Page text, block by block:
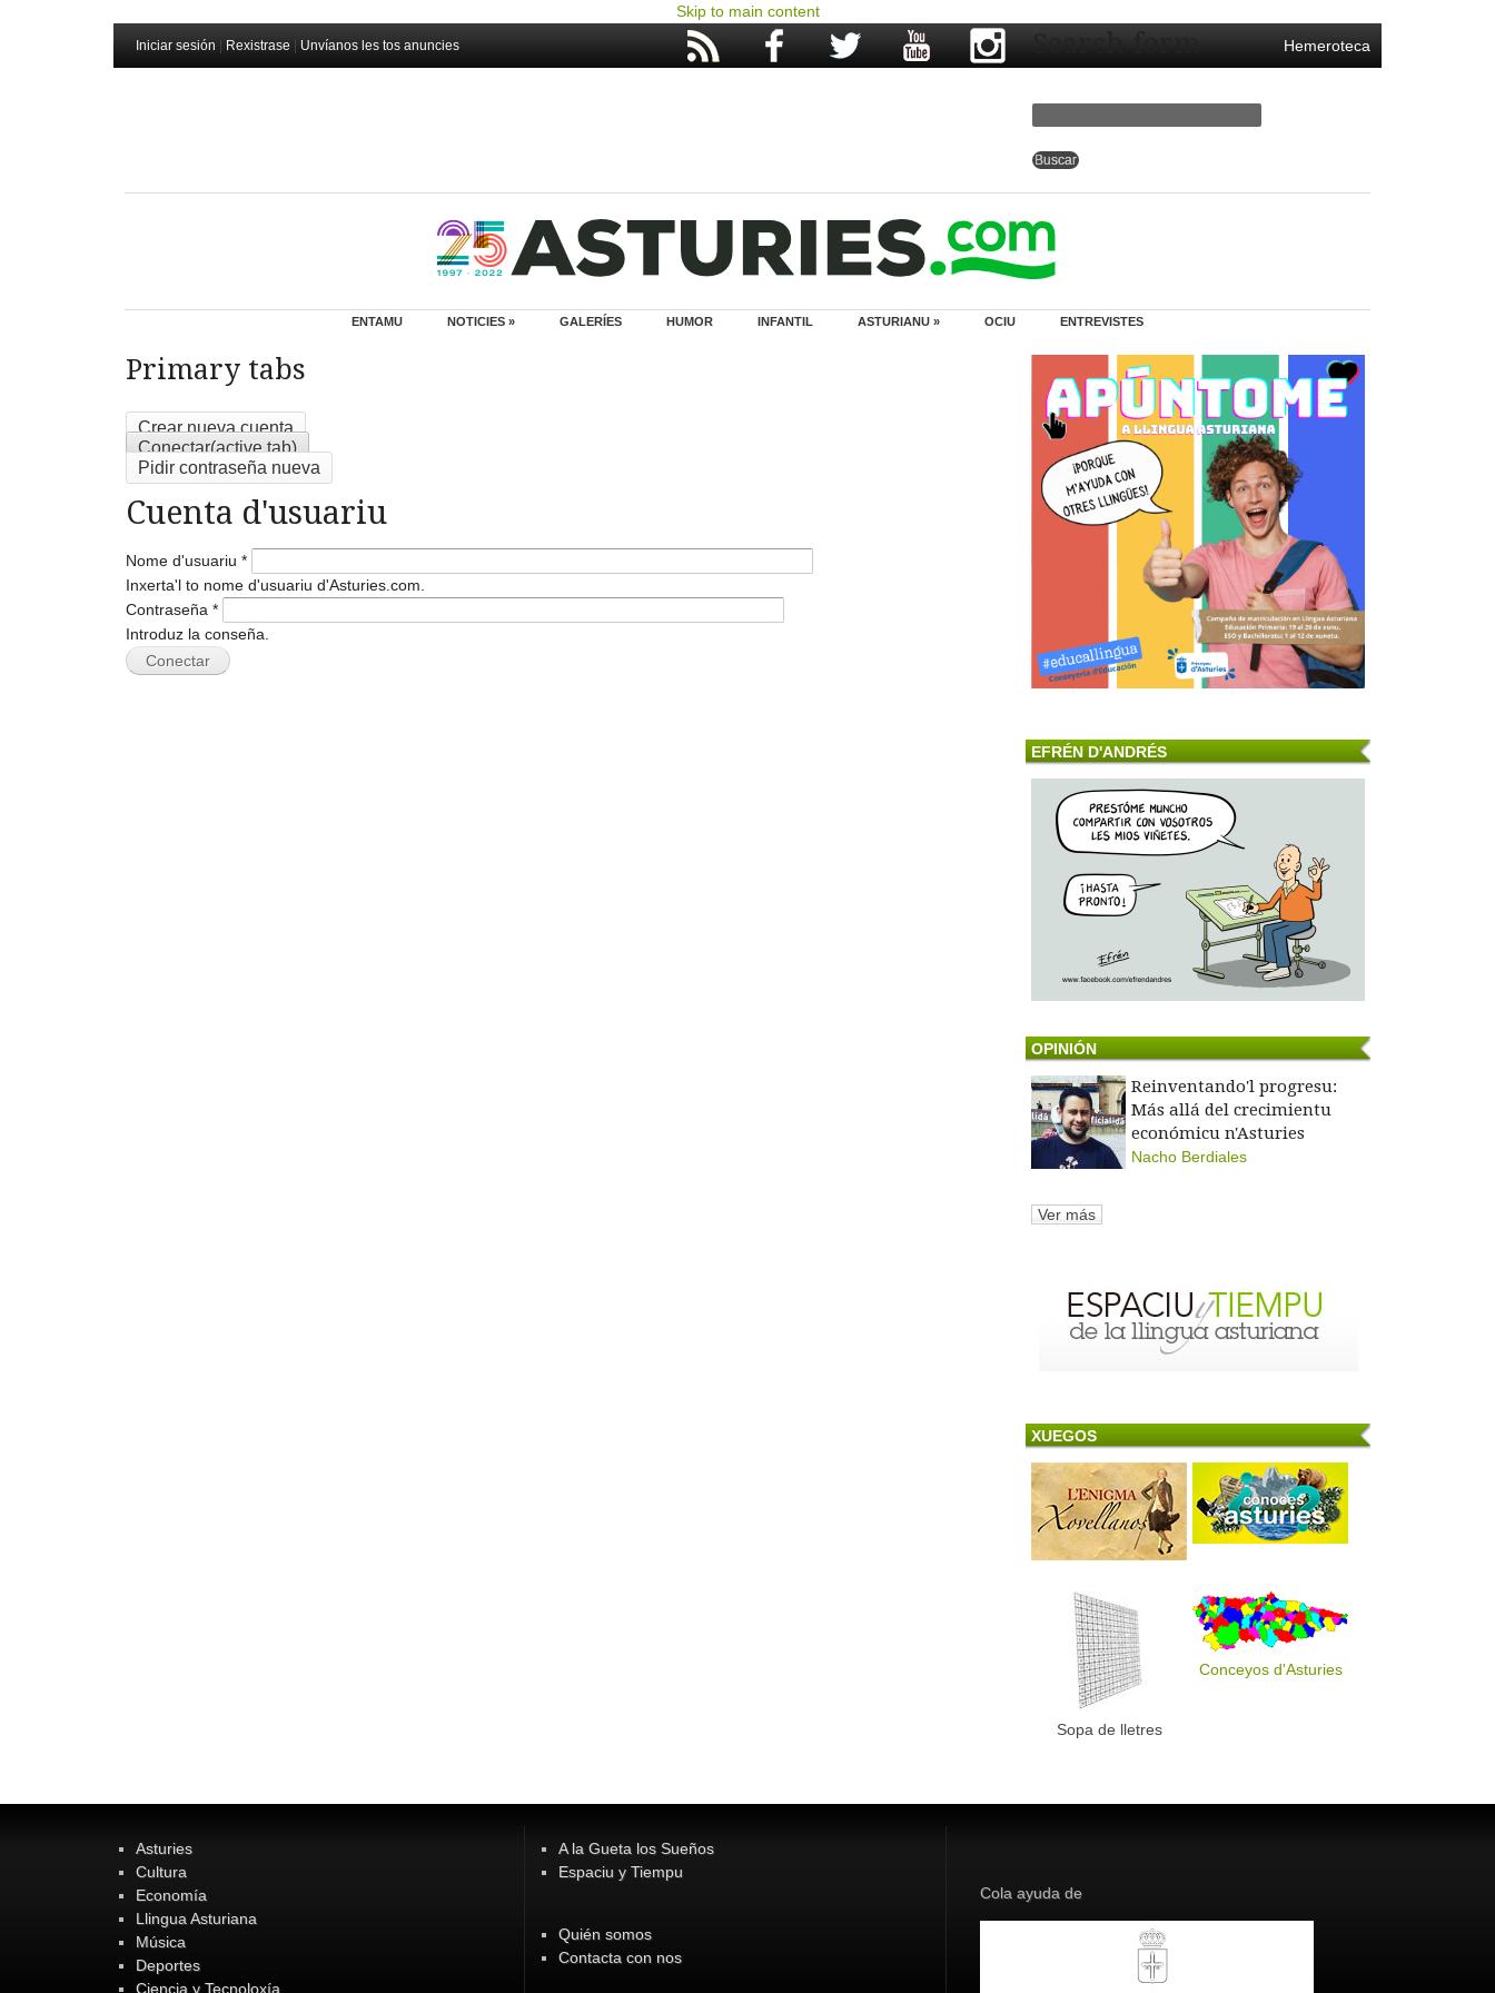
Skip to main content
Iniciar sesión Rexistrase Unvíanos les tos anuncies Hemeroteca
Search form
ENTAMU NOTICIES » GALERÍES HUMOR INFANTIL ASTURIANU » OCIU ENTREVISTES
Primary tabs
Crear nueva cuenta
Conectar(active tab)
Pidir contraseña nueva
Cuenta d'usuariu
Nome d'usuariu *
Inxerta'l to nome d'usuariu d'Asturies.com.
Contraseña *
Introduz la conseña.
EFRÉN D'ANDRÉS
OPINIÓN
Reinventando'l progresu:
Más allá del crecimientu
económicu n'Asturies
Nacho Berdiales
Ver más
XUEGOS
Sopa de lletres
Conceyos d'Asturies
Asturies
Cultura
Economía
Llingua Asturiana
Música
Deportes
Ciencia y Tecnoloxía
A la Gueta los Sueños
Espaciu y Tiempu
Quién somos
Contacta con nos
Cola ayuda de